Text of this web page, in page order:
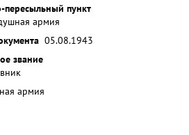
мужество и отвагу-
...»
пересыльный пункт
армия
05.08.1943
звание
армия